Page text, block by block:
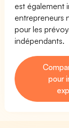
est également
entrepreneurs
pour les
indépendants.
pour